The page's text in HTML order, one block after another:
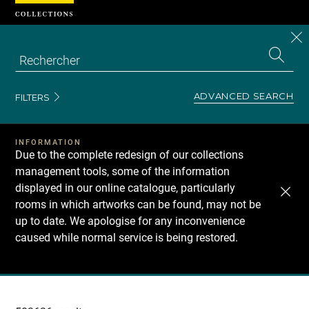
FILTERS ADVANCED SEARCH
INFORMATION
Due to the complete redesign of our collections
management tools, some of the information
displayed in our online catalogue, particularly
rooms in which artworks can be found, may not be
up to date. We apologise for any inconvenience
caused while normal service is being restored.
Recherche
Cookies management panel